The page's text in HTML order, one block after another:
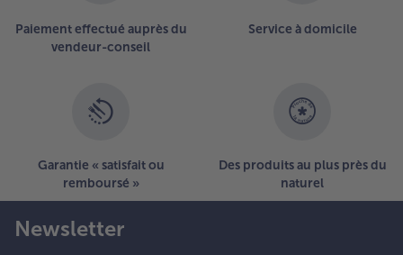
Paiement effectué auprès du
vendeur-conseil
Service à domicile
Garantie « satisfait ou
remboursé »
Des produits au plus près du
naturel
Newsletter